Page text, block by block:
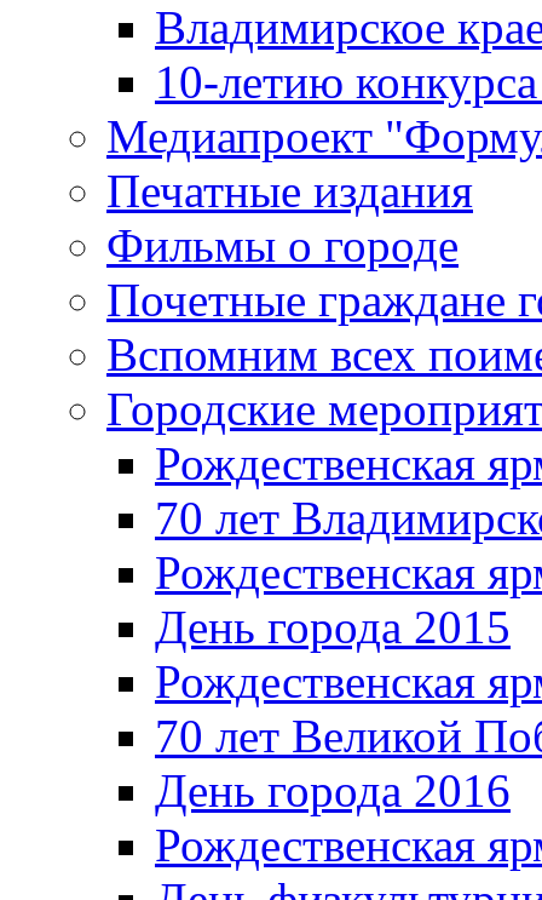
Владимирское
10-летию
Медиапроект
Печатные издания
Фильмы о городе
Почетные граждане
Вспомним всех
Городские
Рождественская
70 лет
Рождественская
День города 2015
Рождественская
70 лет Великой
День города 2016
Рождественская